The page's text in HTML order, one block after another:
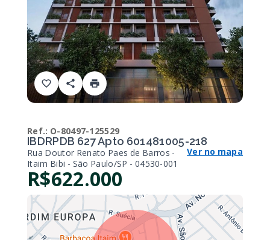
Ref.: O-80497-125529
IBDRPDB 627 Apto 601481005-218
Rua Doutor Renato Paes de Barros -
Itaim Bibi - São Paulo/SP - 04530-001
Ver no mapa
R$622.000